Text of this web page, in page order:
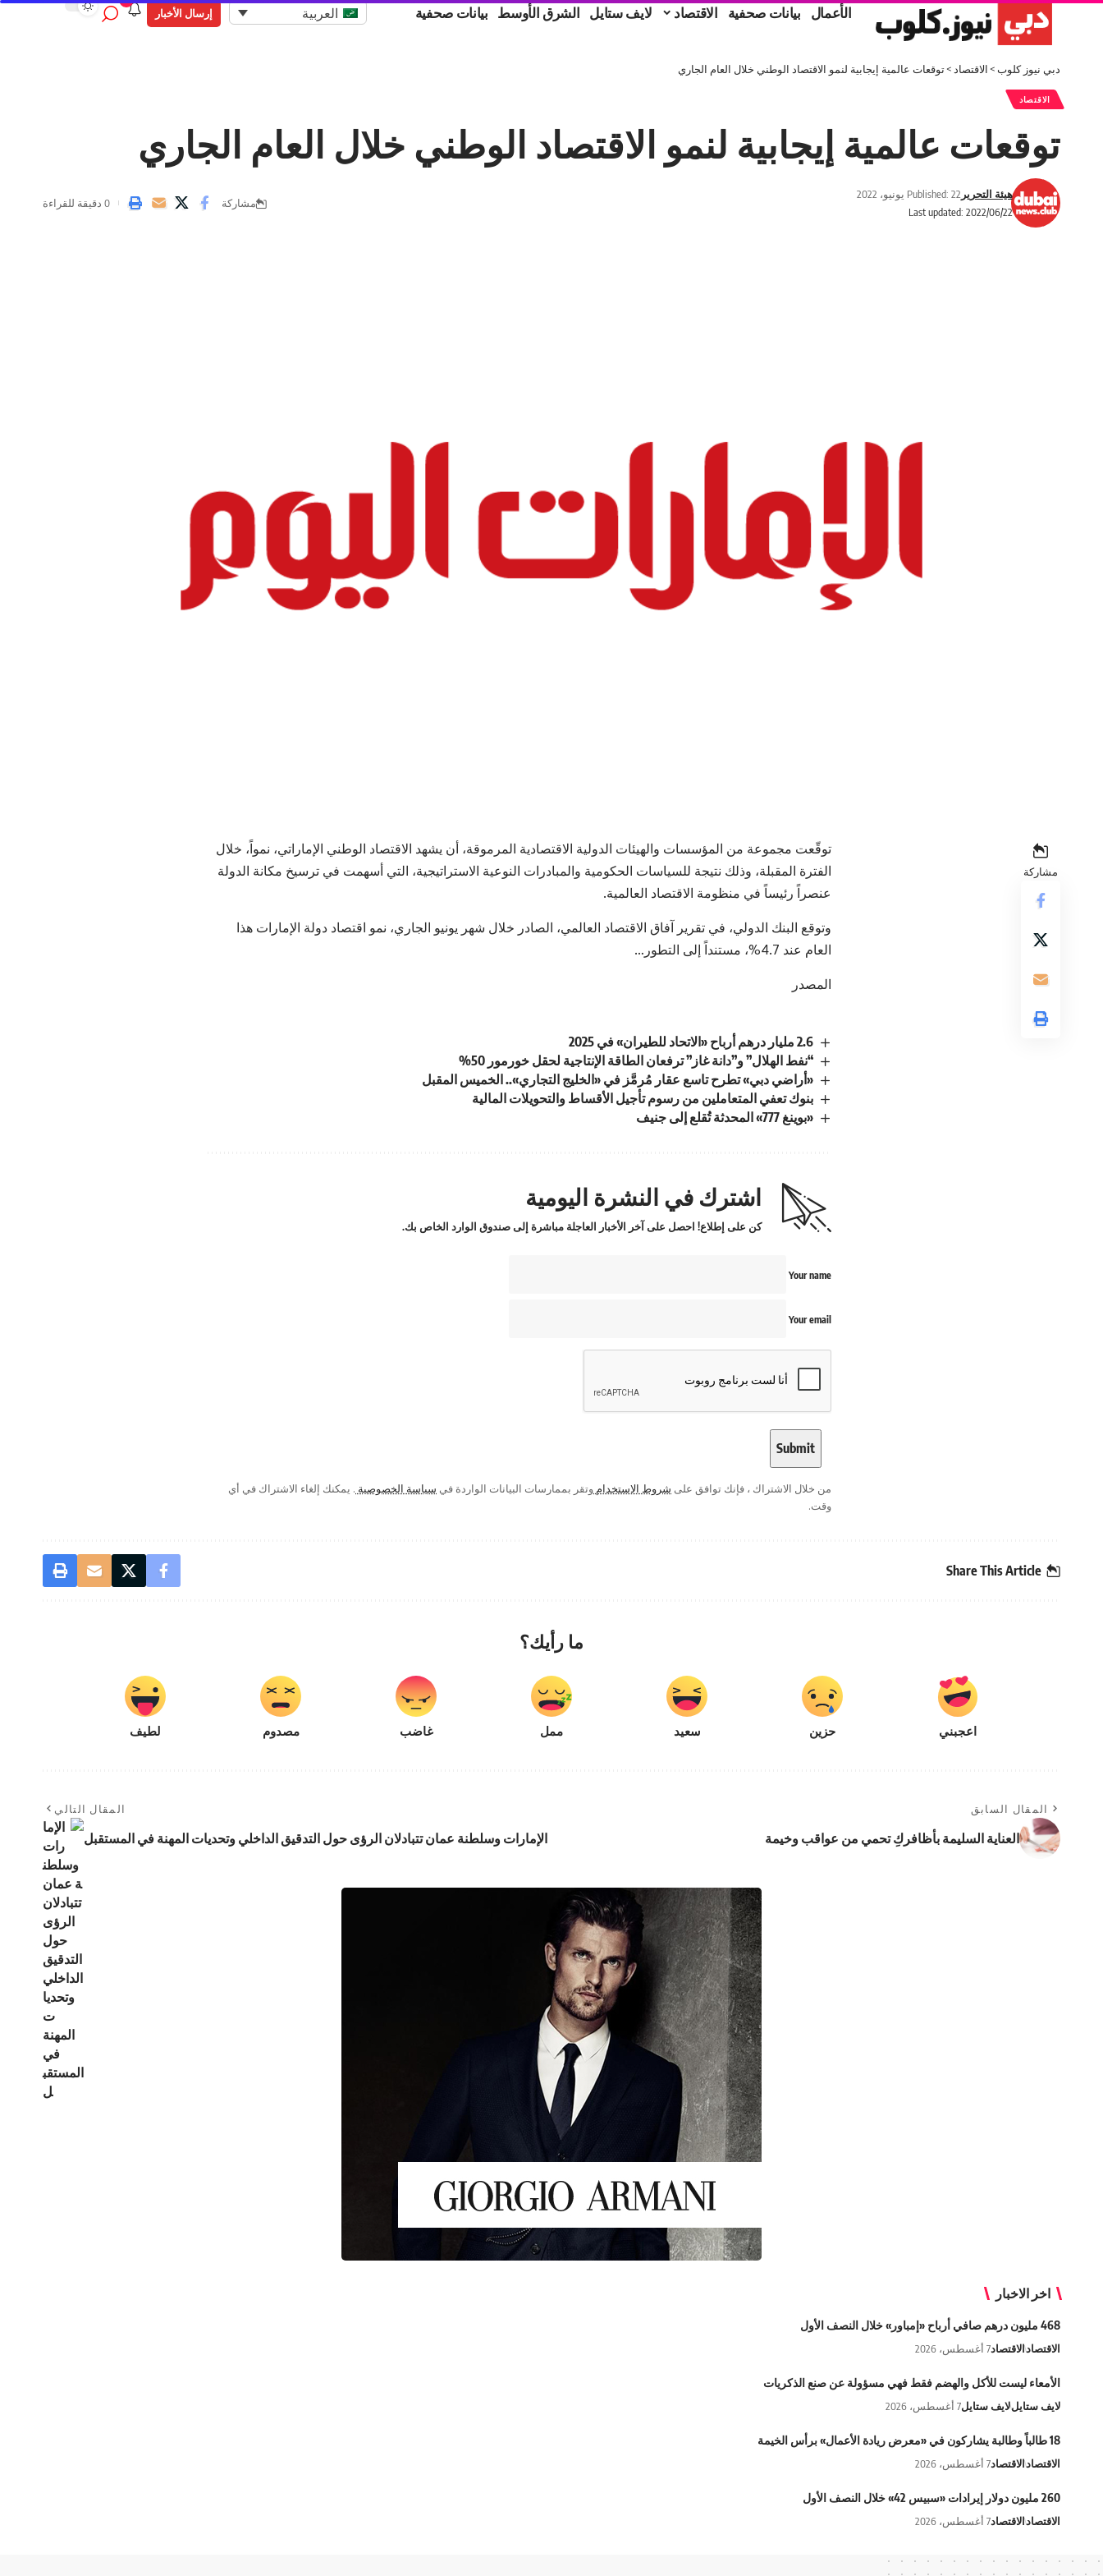
الأعمال بيانات صحفية الاقتصاد لايف ستايل الشرق الأوسط بيانات صحفية العربية إرسال الأخبار
دبي نيوز كلوب> الاقتصاد >توقعات عالمية إيجابية لنمو الاقتصاد الوطني خلال العام الجاري
الاقتصاد
توقعات عالمية إيجابية لنمو الاقتصاد الوطني خلال العام الجاري
Last updated: 2022/06/22
هيئة التحرير Published: 22 يونيو، 2022
مشاركة 0 دقيقة للقراءة
مشاركة
توقّعت مجموعة من المؤسسات والهيئات الدولية الاقتصادية المرموقة، أن يشهد الاقتصاد الوطني الإماراتي، نمواً، خلال
الفترة المقبلة، وذلك نتيجة للسياسات الحكومية والمبادرات النوعية الاستراتيجية، التي أسهمت في ترسيخ مكانة الدولة
عنصراً رئيساً في منظومة الاقتصاد العالمية.
وتوقع البنك الدولي، في تقرير آفاق الاقتصاد العالمي، الصادر خلال شهر يونيو الجاري، نمو اقتصاد دولة الإمارات هذا
العام عند 4.7%، مستنداً إلى التطور…
المصدر
2.6 مليار درهم أرباح «الاتحاد للطيران» في 2025
“نفط الهلال” و”دانة غاز” ترفعان الطاقة الإنتاجية لحقل خورمور 50%
«أراضي دبي» تطرح تاسع عقار مُرمَّز في «الخليج التجاري».. الخميس المقبل
بنوك تعفي المتعاملين من رسوم تأجيل الأقساط والتحويلات المالية
«بوينغ 777» المحدثة تُقلع إلى جنيف
اشترك في النشرة اليومية
كن على إطلاع! احصل على آخر الأخبار العاجلة مباشرة إلى صندوق الوارد الخاص بك.
Your name
Your email
من خلال الاشتراك ، فإنك توافق على شروط الاستخدام وتقر بممارسات البيانات الواردة في سياسة الخصوصية . يمكنك إلغاء الاشتراك في أي
وقت.
Share This Article
ما رأيك؟
اعجبني حزين سعيد ممل غاضب مصدوم لطيف
المقال السابق
العناية السليمة بأظافركِ تحمي من عواقب وخيمة
المقال التالي
الإمارات وسلطنة عمان تتبادلان الرؤى حول التدقيق الداخلي وتحديات المهنة في المستقبل
اخر الاخبار
468 مليون درهم صافي أرباح «إمباور» خلال النصف الأول
الاقتصادالاقتصاد7 أغسطس، 2026
الأمعاء ليست للأكل والهضم فقط فهي مسؤولة عن صنع الذكريات
لايف ستايللايف ستايل7 أغسطس، 2026
18 طالباً وطالبة يشاركون في «معرض ريادة الأعمال» برأس الخيمة
الاقتصادالاقتصاد7 أغسطس، 2026
260 مليون دولار إيرادات «سبيس 42» خلال النصف الأول
الاقتصادالاقتصاد7 أغسطس، 2026